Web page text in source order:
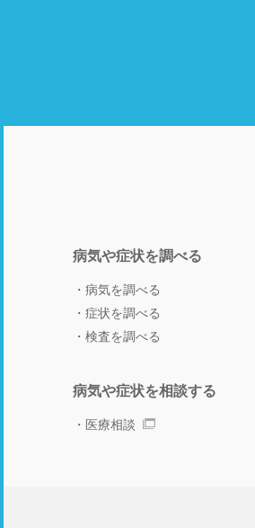
病気や症状を調べる
病気を調べる
症状を調べる
検査を調べる
病気や症状を相談する
医療相談